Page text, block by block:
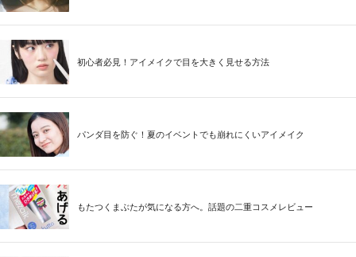
初心者必見！アイメイクで目を大きく見せる方法
パンダ目を防ぐ！夏のイベントでも崩れにくいアイメイク
もたつくまぶたが気になる方へ。話題の二重コスメレビュー